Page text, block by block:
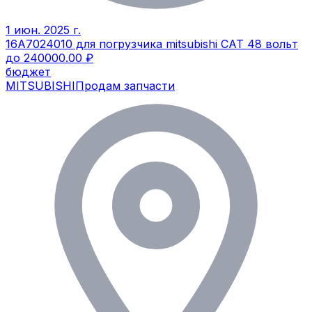
1 июн. 2025 г.
16A7024010 для погрузчика mitsubishi CAT 48 вольт
до 240000.00 ₽
бюджет
MITSUBISHIПродам запчасти